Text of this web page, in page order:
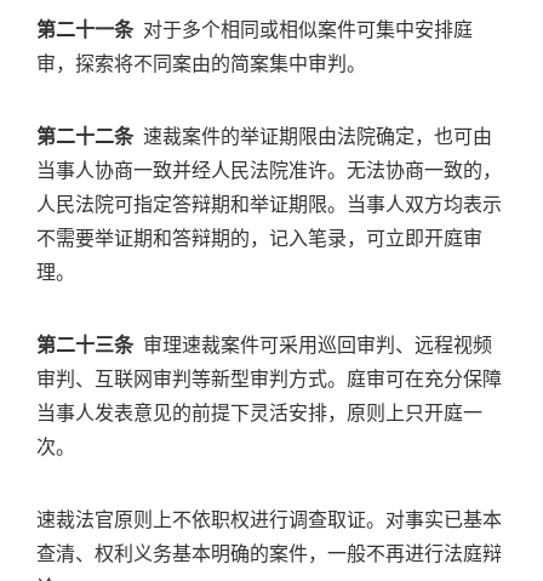
第二十一条对于多个相同或相似案件可集中安排庭
审，探索将不同案由的简案集中审判。
第二十二条 速裁案件的举证期限由法院确定，也可由
当事人协商一致并经人民法院准许。无法协商一致的，
人民法院可指定答辩期和举证期限。当事人双方均表示
不需要举证期和答辩期的，记入笔录，可立即开庭审
理。
第二十三条审理速裁案件可采用巡回审判、远程视频
审判、互联网审判等新型审判方式。庭审可在充分保障
当事人发表意见的前提下灵活安排，原则上只开庭一
次。
速裁法官原则上不依职权进行调查取证。对事实已基本
查清、权利义务基本明确的案件，一般不再进行法庭辩